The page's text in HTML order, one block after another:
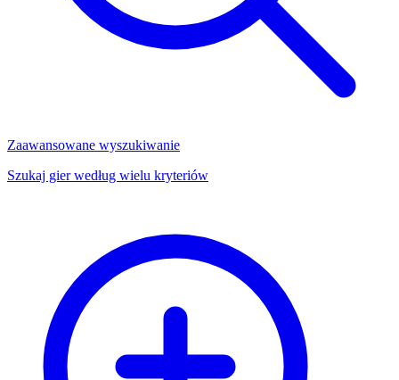
Zaawansowane wyszukiwanie
Szukaj gier według wielu kryteriów